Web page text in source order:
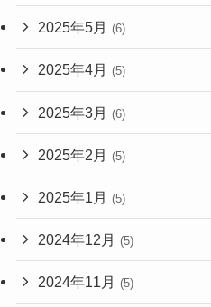
2025年5月 (6)
2025年4月 (5)
2025年3月 (6)
2025年2月 (5)
2025年1月 (5)
2024年12月 (5)
2024年11月 (5)